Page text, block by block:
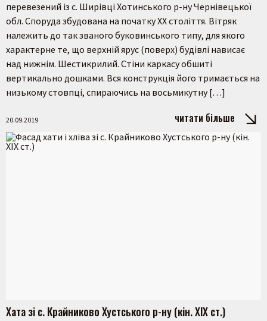
перевезений із с. Ширівці Хотинського р-ну Чернівецької
обл. Cпоруда збудована на початку ХХ століття. Вітряк
належить до так званого буковинського типу, для якого
характерне те, що верхній ярус (поверх) будівлі нависає
над нижнім. Шестикрилий. Стіни каркасу обшиті
вертикально дошками. Вся конструкція його тримається на
низькому стовпці, спираючись на восьмикутну […]
20.09.2019 читати більше
Хата зі с. Крайниково Хустського р-ну (кін. ХІХ ст.)